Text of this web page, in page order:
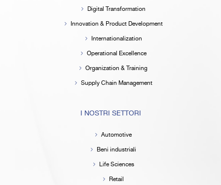
Digital Transformation
Innovation & Product Development
Internationalization
Operational Excellence
Organization & Training
Supply Chain Management
I NOSTRI SETTORI
Automotive
Beni industriali
Life Sciences
Retail